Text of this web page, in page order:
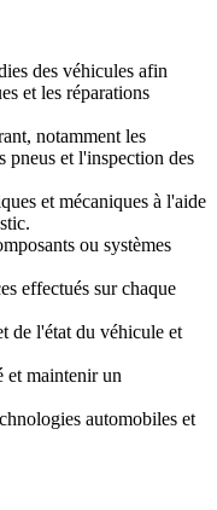
des véhicules afin
et les réparations
notamment les
pneus et l'inspection des
et mécaniques à l'aide
ou systèmes
effectués sur chaque
de l'état du véhicule et
et maintenir un
automobiles et